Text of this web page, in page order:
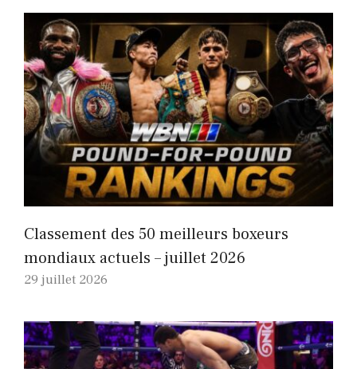
Classement des 50 meilleurs boxeurs
mondiaux actuels – juillet 2026
29 juillet 2026